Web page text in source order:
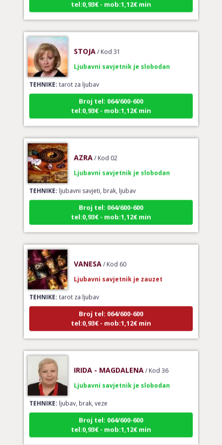
/ Kod 31
Ljubavni savjetnik je slobodan
TEHNIKE:tarot za ljubav
Broj tel: 064/600-600
tel:0,93€ - mob:1,12€ min
/ Kod 02
Ljubavni savjetnik je slobodan
TEHNIKE:ljubavni savjeti, brak, ljubav
Broj tel: 064/600-600
tel:0,93€ - mob:1,12€ min
/ Kod 60
Ljubavni savjetnik je zauzet
TEHNIKE:tarot za ljubav
Broj tel: 064/600-600
tel:0,93€ - mob:1,12€ min
/ Kod 36
Ljubavni savjetnik je slobodan
TEHNIKE:ljubav, brak, veze
Broj tel: 064/600-600
tel:0,93€ - mob:1,12€ min